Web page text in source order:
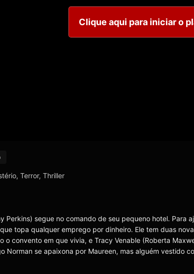
Clique aqui para iniciar o
, Terror, Thriller
Perkins) segue no comando de seu pequeno hotel. Para
topa qualquer emprego por dinheiro. Ele tem duas
o convento em que vivia, e Tracy Venable (Roberta
Norman se apaixona por Maureen, mas alguém vestido